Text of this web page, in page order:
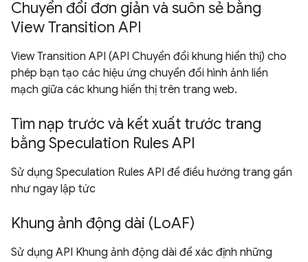
Chuyển đổi đơn giản và suôn sẻ bằng
View Transition API
View Transition API (API Chuyển đổi khung hiển thị) cho
phép bạn tạo các hiệu ứng chuyển đổi hình ảnh liền
mạch giữa các khung hiển thị trên trang web.
Tìm nạp trước và kết xuất trước trang
bằng Speculation Rules API
Sử dụng Speculation Rules API để điều hướng trang gần
như ngay lập tức
Khung ảnh động dài (LoAF)
Sử dụng API Khung ảnh động dài để xác định những